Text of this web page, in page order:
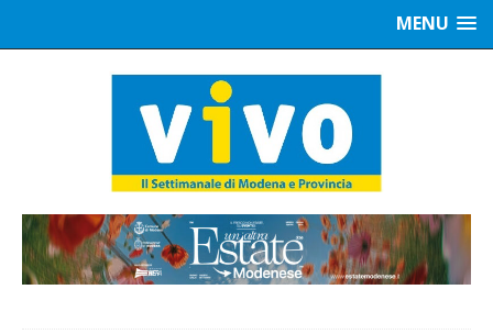
MENU